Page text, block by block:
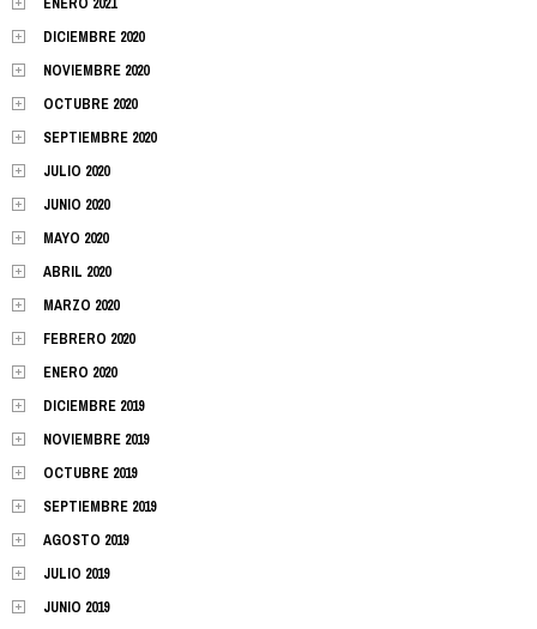
DICIEMBRE 2020
NOVIEMBRE 2020
OCTUBRE 2020
SEPTIEMBRE 2020
JULIO 2020
JUNIO 2020
MAYO 2020
ABRIL 2020
MARZO 2020
FEBRERO 2020
ENERO 2020
DICIEMBRE 2019
NOVIEMBRE 2019
OCTUBRE 2019
SEPTIEMBRE 2019
AGOSTO 2019
JULIO 2019
JUNIO 2019